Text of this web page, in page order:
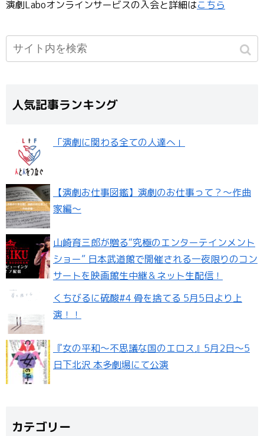
演劇Laboオンラインサービスの入会と詳細はこちら
人気記事ランキング
「演劇に関わる全ての人達へ」
【演劇お仕事図鑑】演劇のお仕事って？〜作曲
家編〜
山崎育三郎が贈る“究極のエンターテインメント
ショー” 日本武道館で開催される一夜限りのコン
サートを映画館生中継＆ネット生配信！
くちびるに硫酸#4 骨を捨てる 5月5日より上
演！！
『女の平和～不思議な国のエロス』5月2日〜5
日下北沢 本多劇場にて公演
カテゴリー